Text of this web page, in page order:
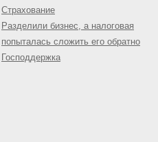
Страхование
Разделили бизнес, а налоговая
попыталась сложить его обратно
Господдержка